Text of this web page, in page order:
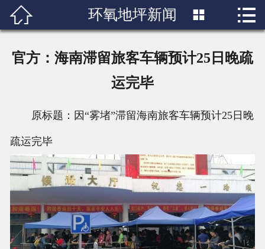
 首页
行业知识
人才招聘
联系我们
 环氧地坪新闻  
官方：海南滞留旅客车辆预计25日晚疏
运完毕
原标题：因“雾堵”滞留海南旅客车辆预计25日晚
疏运完毕